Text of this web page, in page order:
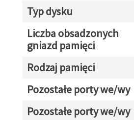
Typ dysku
Liczba obsadzonych
gniazd pamięci
Rodzaj pamięci
Pozostałe porty we/wy
Pozostałe porty we/wy